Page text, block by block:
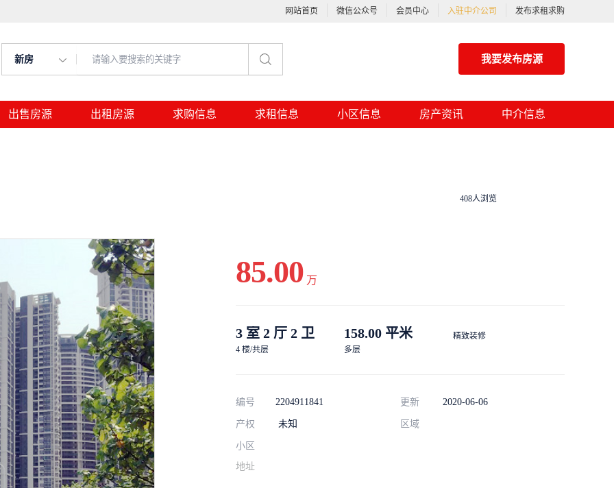
网站首页 微信公众号 会员中心 入驻中介公司 发布求租求购
新房 我要发布房源
出售房源 出租房源 求购信息 求租信息 小区信息 房产资讯 中介信息
408人浏览
85.00 万
3 室 2 厅 2 卫
4 楼/共层
158.00 平米
多层
精致装修
编号 2204911841 更新 2020-06-06
产权 未知 区域
小区
地址